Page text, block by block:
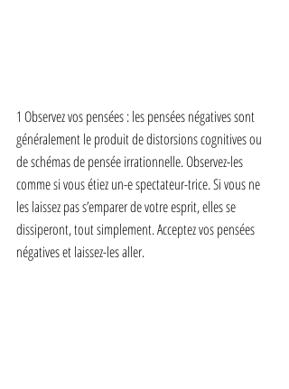
1 Observez vos pensées : les pensées négatives sont
généralement le produit de distorsions cognitives ou
de schémas de pensée irrationnelle. Observez-les
comme si vous étiez un-e spectateur-trice. Si vous ne
les laissez pas s’emparer de votre esprit, elles se
dissiperont, tout simplement. Acceptez vos pensées
négatives et laissez-les aller.